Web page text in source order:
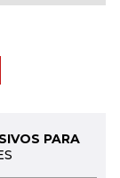
PARA